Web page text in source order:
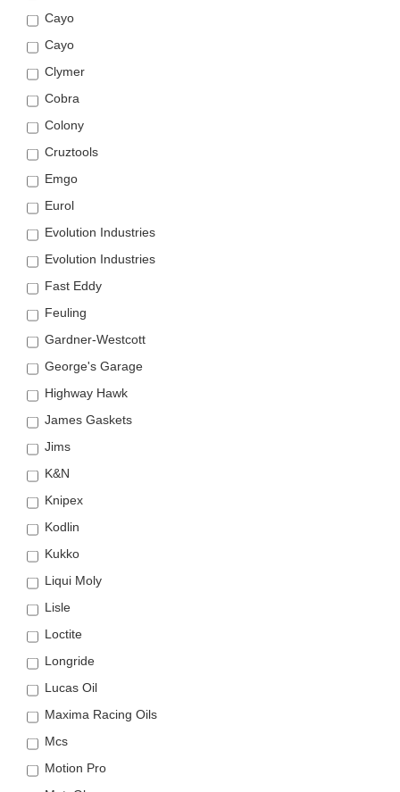
Cayo
Cayo
Clymer
Cobra
Colony
Cruztools
Emgo
Eurol
Evolution Industries
Evolution Industries
Fast Eddy
Feuling
Gardner-Westcott
George's Garage
Highway Hawk
James Gaskets
Jims
K&N
Knipex
Kodlin
Kukko
Liqui Moly
Lisle
Loctite
Longride
Lucas Oil
Maxima Racing Oils
Mcs
Motion Pro